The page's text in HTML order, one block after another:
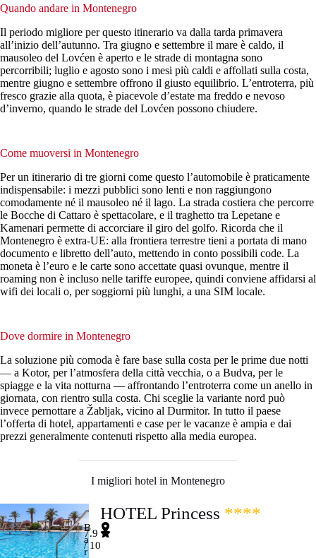
Quando andare in Montenegro
Il periodo migliore per questo itinerario va dalla tarda primavera
all’inizio dell’autunno. Tra giugno e settembre il mare è caldo, il
mausoleo del Lovćen è aperto e le strade di montagna sono
percorribili; luglio e agosto sono i mesi più caldi e affollati sulla costa,
mentre giugno e settembre offrono il giusto equilibrio. L’entroterra, più
fresco grazie alla quota, è piacevole d’estate ma freddo e nevoso
d’inverno, quando le strade del Lovćen possono chiudere.
Come muoversi in Montenegro
Per un itinerario di tre giorni come questo l’automobile è praticamente
indispensabile: i mezzi pubblici sono lenti e non raggiungono
comodamente né il mausoleo né il lago. La strada costiera che percorre
le Bocche di Cattaro è spettacolare, e il traghetto tra Lepetane e
Kamenari permette di accorciare il giro del golfo. Ricorda che il
Montenegro è extra-UE: alla frontiera terrestre tieni a portata di mano
documento e libretto dell’auto, mettendo in conto possibili code. La
moneta è l’euro e le carte sono accettate quasi ovunque, mentre il
roaming non è incluso nelle tariffe europee, quindi conviene affidarsi al
wifi dei locali o, per soggiorni più lunghi, a una SIM locale.
Dove dormire in Montenegro
La soluzione più comoda è fare base sulla costa per le prime due notti
— a Kotor, per l’atmosfera della città vecchia, o a Budva, per le
spiagge e la vita notturna — affrontando l’entroterra come un anello in
giornata, con rientro sulla costa. Chi sceglie la variante nord può
invece pernottare a Žabljak, vicino al Durmitor. In tutto il paese
l’offerta di hotel, appartamenti e case per le vacanze è ampia e dai
prezzi generalmente contenuti rispetto alla media europea.
I migliori hotel in Montenegro
HOTEL Princess ****
B
a
r
7.9
/ 10